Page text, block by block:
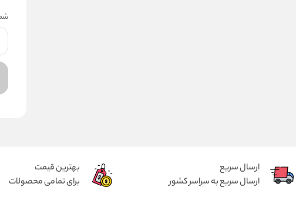
ارسال سریع
ارسال سریع به سراسر کشور
بهترین قیمت
برای تمامی محصولات